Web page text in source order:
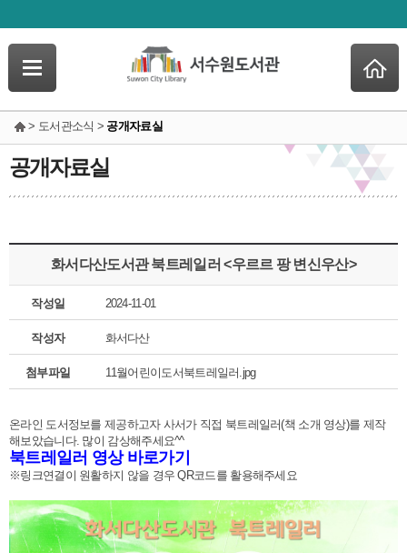
> 도서관소식 > 공개자료실
공개자료실
화서다산도서관 북트레일러 <우르르 팡 변신우산>
작성일 2024-11-01
작성자 화서다산
첨부파일 11월어린이도서북트레일러.jpg
온라인 도서정보를 제공하고자 사서가 직접 북트레일러(책 소개 영상)를 제작
해보았습니다. 많이 감상해주세요^^
북트레일러 영상 바로가기
※링크연결이 원활하지 않을 경우 QR코드를 활용해주세요